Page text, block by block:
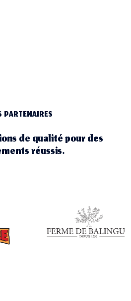
PARTENAIRES
de qualité pour des
réussis.